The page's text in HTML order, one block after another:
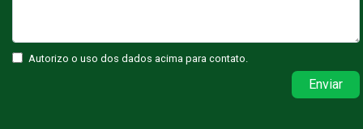
Autorizo o uso dos dados acima para contato.
Enviar